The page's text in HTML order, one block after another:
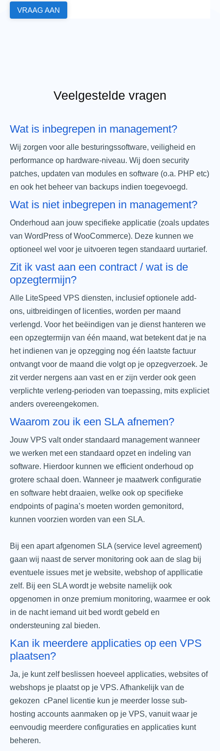
VRAAG AAN
Veelgestelde vragen
Wat is inbegrepen in management?
Wij zorgen voor alle besturingssoftware, veiligheid en
performance op hardware-niveau. Wij doen security
patches, updaten van modules en software (o.a. PHP etc)
en ook het beheer van backups indien toegevoegd.
Wat is niet inbegrepen in management?
Onderhoud aan jouw specifieke applicatie (zoals updates
van WordPress of WooCommerce). Deze kunnen we
optioneel wel voor je uitvoeren tegen standaard uurtarief.
Zit ik vast aan een contract / wat is de
opzegtermijn?
Alle LiteSpeed VPS diensten, inclusief optionele add-
ons, uitbreidingen of licenties, worden per maand
verlengd. Voor het beëindigen van je dienst hanteren we
een opzegtermijn van één maand, wat betekent dat je na
het indienen van je opzegging nog één laatste factuur
ontvangt voor de maand die volgt op je opzegverzoek. Je
zit verder nergens aan vast en er zijn verder ook geen
verplichte verleng-perioden van toepassing, mits expliciet
anders overeengekomen.
Waarom zou ik een SLA afnemen?
Jouw VPS valt onder standaard management wanneer
we werken met een standaard opzet en indeling van
software. Hierdoor kunnen we efficient onderhoud op
grotere schaal doen. Wanneer je maatwerk configuratie
en software hebt draaien, welke ook op specifieke
endpoints of pagina’s moeten worden gemonitord,
kunnen voorzien worden van een SLA.
Bij een apart afgenomen SLA (service level agreement)
gaan wij naast de server monitoring ook aan de slag bij
eventuele issues met je website, webshop of appllicatie
zelf. Bij een SLA wordt je website namelijk ook
opgenomen in onze premium monitoring, waarmee er ook
in de nacht iemand uit bed wordt gebeld en
ondersteuning zal bieden.
Kan ik meerdere applicaties op een VPS
plaatsen?
Ja, je kunt zelf beslissen hoeveel applicaties, websites of
webshops je plaatst op je VPS. Afhankelijk van de
gekozen cPanel licentie kun je meerder losse sub-
hosting accounts aanmaken op je VPS, vanuit waar je
eenvoudig meerdere configuraties en applicaties kunt
beheren.